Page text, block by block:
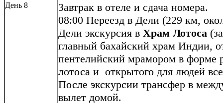
День 8
Завтрак в отеле и сдача номера.
08:00 Переезд в Дели (229 км,
Дели экскурсия в Храм Лотоса
главный бахайский храм Индии,
пентелийский мрамором в форме
лотоса и открытого для людей
После экскурсии трансфер в
вылет домой.